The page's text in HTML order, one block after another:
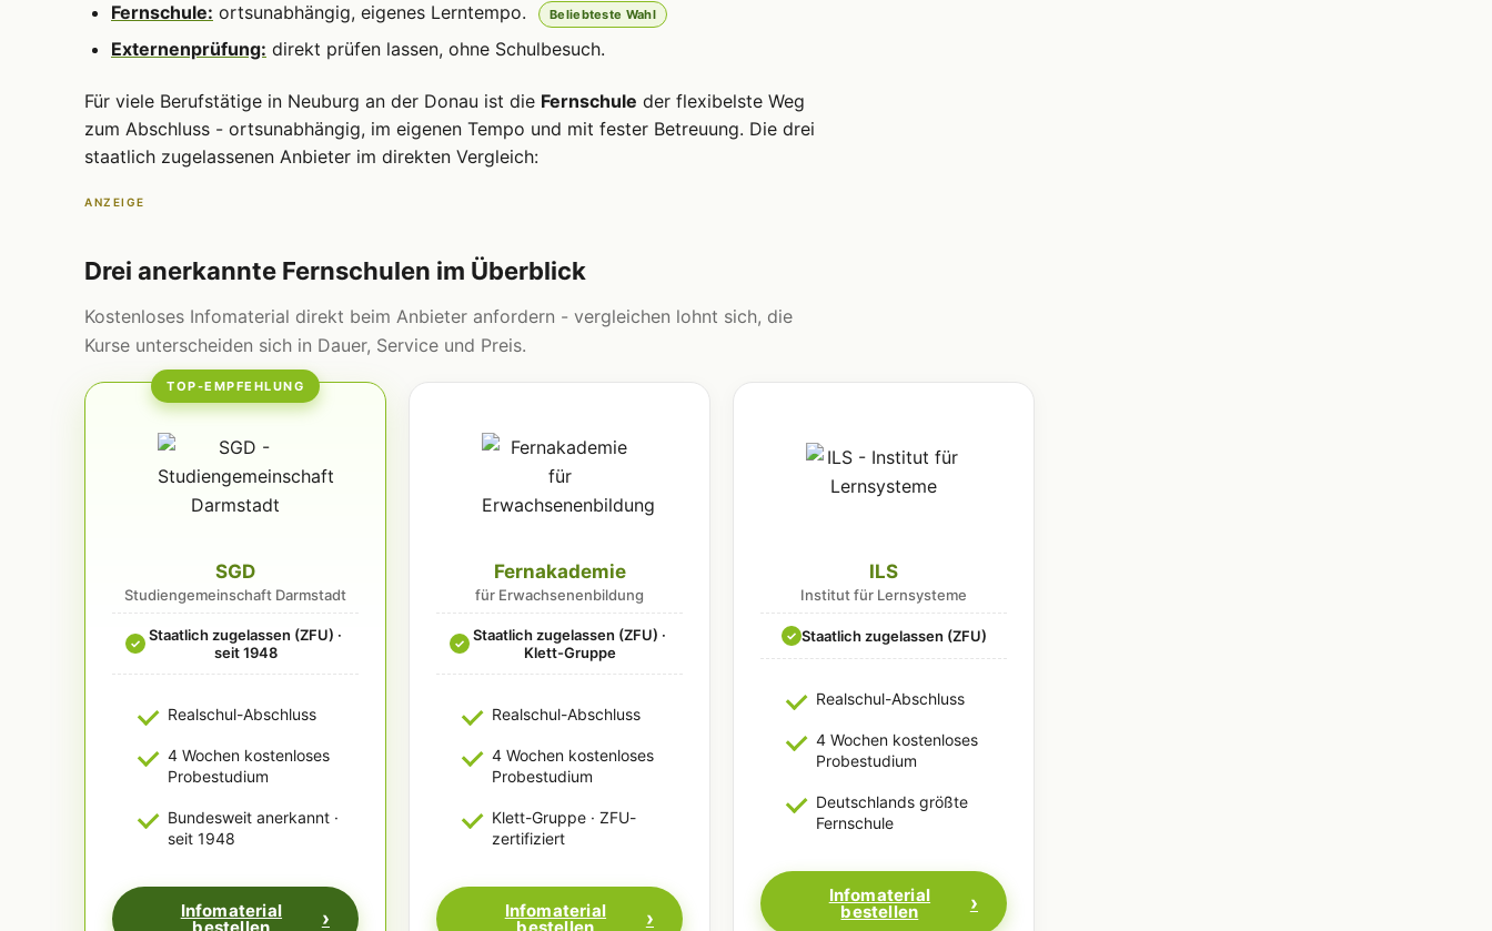
Fernschule: ortsunabhängig, eigenes Lerntempo. Beliebteste Wahl
Externenprüfung: direkt prüfen lassen, ohne Schulbesuch.
Für viele Berufstätige in Neuburg an der Donau ist die Fernschule der flexibelste Weg
zum Abschluss - ortsunabhängig, im eigenen Tempo und mit fester Betreuung. Die drei
staatlich zugelassenen Anbieter im direkten Vergleich:
ANZEIGE
Drei anerkannte Fernschulen im Überblick
Kostenloses Infomaterial direkt beim Anbieter anfordern - vergleichen lohnt sich, die
Kurse unterscheiden sich in Dauer, Service und Preis.
TOP-EMPFEHLUNG
SGD
Studiengemeinschaft Darmstadt
✓ Staatlich zugelassen (ZFU) ·
seit 1948
Realschul-Abschluss
4 Wochen kostenloses
Probestudium
Bundesweit anerkannt ·
seit 1948
Infomaterial
bestellen
Fernakademie
für Erwachsenenbildung
✓ Staatlich zugelassen (ZFU) ·
Klett-Gruppe
Realschul-Abschluss
4 Wochen kostenloses
Probestudium
Klett-Gruppe · ZFU-
zertifiziert
Infomaterial
bestellen
ILS
Institut für Lernsysteme
✓ Staatlich zugelassen (ZFU)
Realschul-Abschluss
4 Wochen kostenloses
Probestudium
Deutschlands größte
Fernschule
Infomaterial
bestellen